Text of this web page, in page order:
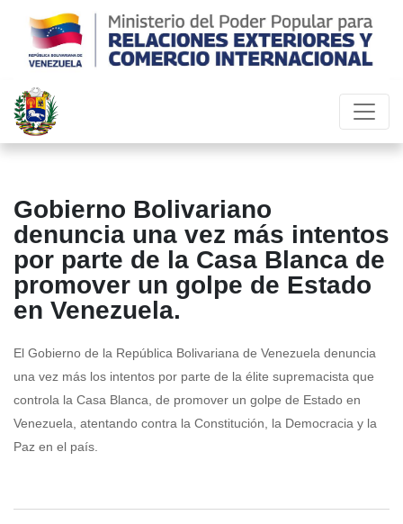
Gobierno Bolivariano
denuncia una vez más intentos
por parte de la Casa Blanca de
promover un golpe de Estado
en Venezuela.
El Gobierno de la República Bolivariana de Venezuela denuncia
una vez más los intentos por parte de la élite supremacista que
controla la Casa Blanca, de promover un golpe de Estado en
Venezuela, atentando contra la Constitución, la Democracia y la
Paz en el país.